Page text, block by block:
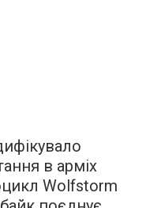
в арміх
Wolfstorm